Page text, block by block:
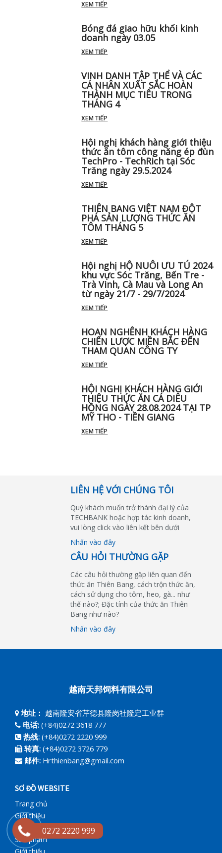
XEM TIẾP
Bóng đá giao hữu khối kinh
doanh ngày 03.05
XEM TIẾP
VINH DANH TẬP THỂ VÀ CÁC
CÁ NHÂN XUẤT SẮC HOÀN
THÀNH MỤC TIÊU TRONG
THÁNG 4
XEM TIẾP
Hội nghị khách hàng giới thiệu
thức ăn tôm công năng ép đùn
TechPro - TechRich tại Sóc
Trăng ngày 29.5.2024
XEM TIẾP
THIÊN BANG VIỆT NAM ĐỘT
PHÁ SẢN LƯỢNG THỨC ĂN
TÔM THÁNG 5 ️
XEM TIẾP
Hội nghị HỘ NUÔI ƯU TÚ 2024
khu vực Sóc Trăng, Bến Tre -
Trà Vinh, Cà Mau và Long An
từ ngày 21/7 - 29/7/2024
XEM TIẾP
HOAN NGHÊNH KHÁCH HÀNG
CHIẾN LƯỢC MIỀN BẮC ĐẾN
THAM QUAN CÔNG TY
XEM TIẾP
HỘI NGHỊ KHÁCH HÀNG GIỚI
THIỆU THỨC ĂN CÁ DIÊU
HỒNG NGÀY 28.08.2024 TẠI TP
MỸ THO - TIỀN GIANG
XEM TIẾP
LIÊN HỆ VỚI CHÚNG TÔI
Quý khách muốn trở thành đại lý của
TECHBANK hoặc hợp tác kinh doanh,
vui lòng click vào liên kết bên dưới
Nhấn vào đây
CÂU HỎI THƯỜNG GẶP
Các câu hỏi thường gặp liên quan đến
thức ăn Thiên Bang, cách trộn thức ăn,
cách sử dụng cho tôm, heo, gà... như
thế nào?; Đặc tính của thức ăn Thiên
Bang như nào?
Nhấn vào đây
越南天邦饲料有限公司
地址： 越南隆安省芹德县隆岗社隆定工业群
电话: (+84)0272 3618 777
热线: (+84)0272 2220 999
转真: (+84)0272 3726 779
邮件: Hrthienbang@gmail.com
SƠ ĐỒ WEBSITE
Trang chủ
Giới thiệu
Tuyển dụng
Sản phẩm
0272 2220 999